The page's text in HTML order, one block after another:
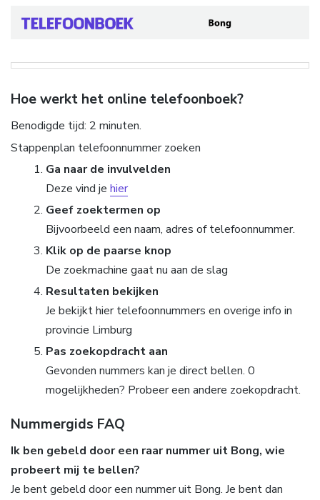
Hoe werkt het online telefoonboek?
Benodigde tijd: 2 minuten.
Stappenplan telefoonnummer zoeken
Ga naar de invulvelden
Deze vind je hier
Geef zoektermen op
Bijvoorbeeld een naam, adres of telefoonnummer.
Klik op de paarse knop
De zoekmachine gaat nu aan de slag
Resultaten bekijken
Je bekijkt hier telefoonnummers en overige info in
provincie Limburg
Pas zoekopdracht aan
Gevonden nummers kan je direct bellen. 0
mogelijkheden? Probeer een andere zoekopdracht.
Nummergids FAQ
Ik ben gebeld door een raar nummer uit Bong, wie
probeert mij te bellen?
Je bent gebeld door een nummer uit Bong. Je bent dan